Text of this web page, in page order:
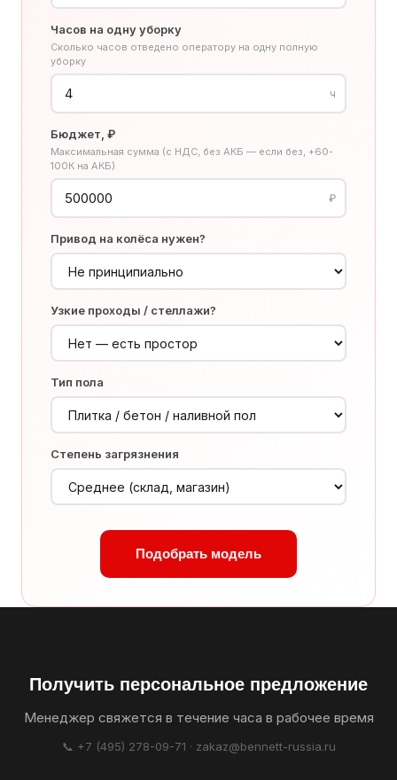
Часов на одну уборку
Сколько часов отведено оператору на одну полную
уборку
ч
Бюджет, ₽
Максимальная сумма (с НДС, без АКБ — если без, +60-
100К на АКБ)
₽
Привод на колёса нужен?
Узкие проходы / стеллажи?
Тип пола
Степень загрязнения
Подобрать модель
Получить персональное предложение
Менеджер свяжется в течение часа в рабочее время
📞 +7 (495) 278-09-71 · zakaz@bennett-russia.ru